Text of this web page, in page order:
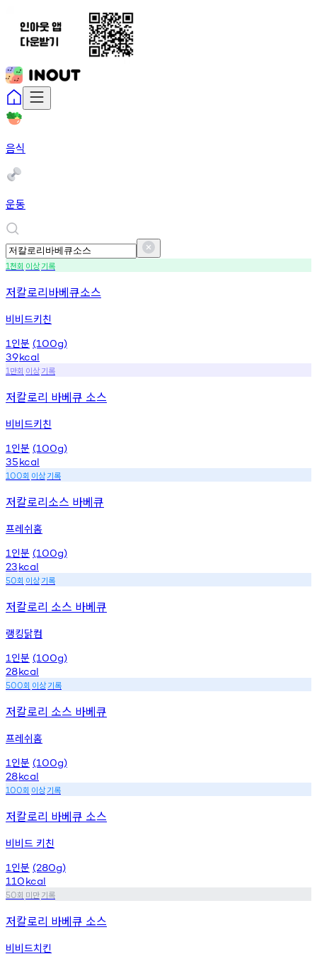
음식
운동
1천회 이상기록
저칼로리바베큐소스
비비드키친
1 인분 (100g)
39kcal
1 만회 이상기록
저칼로리 바베큐 소스
비비드키친
1 인분 (100g)
35kcal
100회 이상기록
저칼로리소스 바베큐
프레쉬홈
1 인분 (100g)
23kcal
50회 이상기록
저칼로리 소스 바베큐
랭킹닭컴
1 인분 (100g)
28kcal
500회 이상기록
저칼로리 소스 바베큐
프레쉬홈
1 인분 (100g)
28kcal
100회 이상기록
저칼로리 바베큐 소스
비비드 키친
1 인분 (280g)
110kcal
50회 미만기록
저칼로리 바베큐 소스
비비드치킨